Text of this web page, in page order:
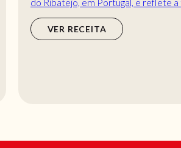
do Ribatejo, em Portugal, e reflete
VER RECEITA